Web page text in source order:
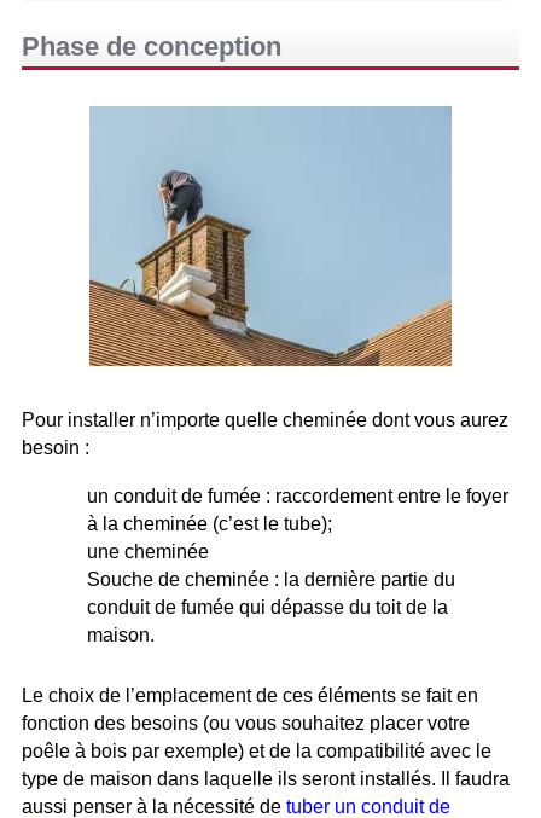
Phase de conception
Pour installer n’importe quelle cheminée dont vous aurez
besoin :
un conduit de fumée : raccordement entre le foyer
à la cheminée (c’est le tube);
une cheminée
Souche de cheminée : la dernière partie du
conduit de fumée qui dépasse du toit de la
maison.
Le choix de l’emplacement de ces éléments se fait en
fonction des besoins (ou vous souhaitez placer votre
poêle à bois par exemple) et de la compatibilité avec le
type de maison dans laquelle ils seront installés. Il faudra
aussi penser à la nécessité de tuber un conduit de